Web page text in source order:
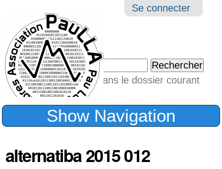
Outils
Se connecter
Chercher par
Seulement dans le dossier courant
Recherche
Show Navigation
alternatiba 2015 012